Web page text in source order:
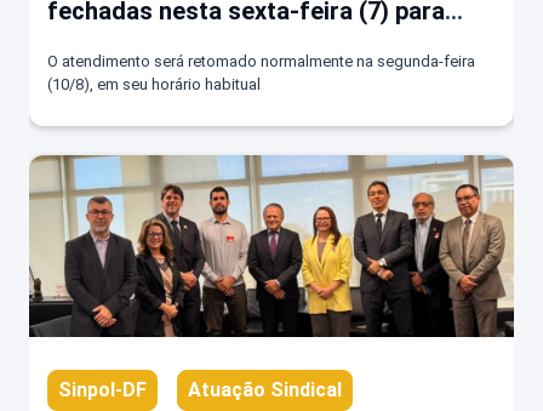
fechadas nesta sexta-feira (7) para
reforma e dedetização
O atendimento será retomado normalmente na segunda-feira
(10/8), em seu horário habitual
Sinpol-DF Atuação Sindical